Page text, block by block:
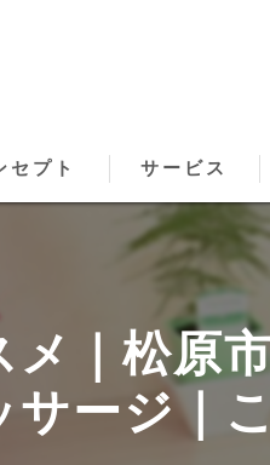
セプト
もみほぐし･こりキャッチの口コ
もみほぐし･こりキャッチの評判
もみほぐし･こりキャッチのお客
サービス
メ｜松原
サージ｜